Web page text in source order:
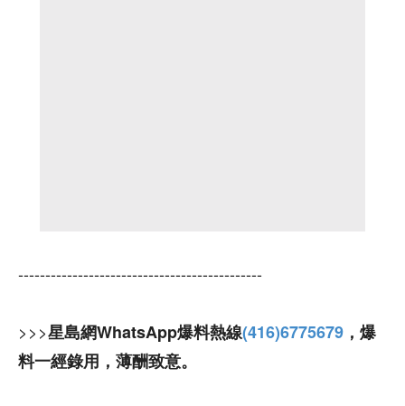
---------------------------------------------
>>>星島網WhatsApp爆料熱線(416)6775679 ，爆
料一經錄用，薄酬致意。